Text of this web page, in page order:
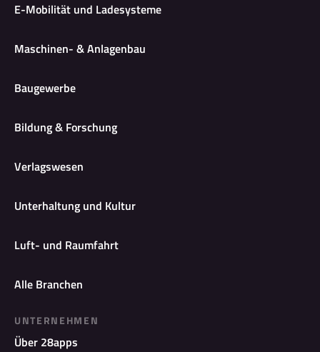
E-Mobilität und Ladesysteme
Maschinen- & Anlagenbau
Baugewerbe
Bildung & Forschung
Verlagswesen
Unterhaltung und Kultur
Luft- und Raumfahrt
Alle Branchen
UNTERNEHMEN
Über 28apps